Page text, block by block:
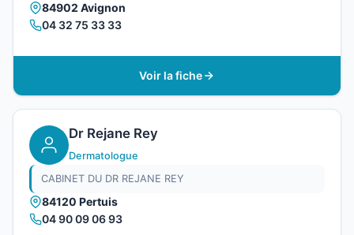
84902 Avignon
04 32 75 33 33
Voir la fiche
Dr Rejane Rey
Dermatologue
CABINET DU DR REJANE REY
84120 Pertuis
04 90 09 06 93